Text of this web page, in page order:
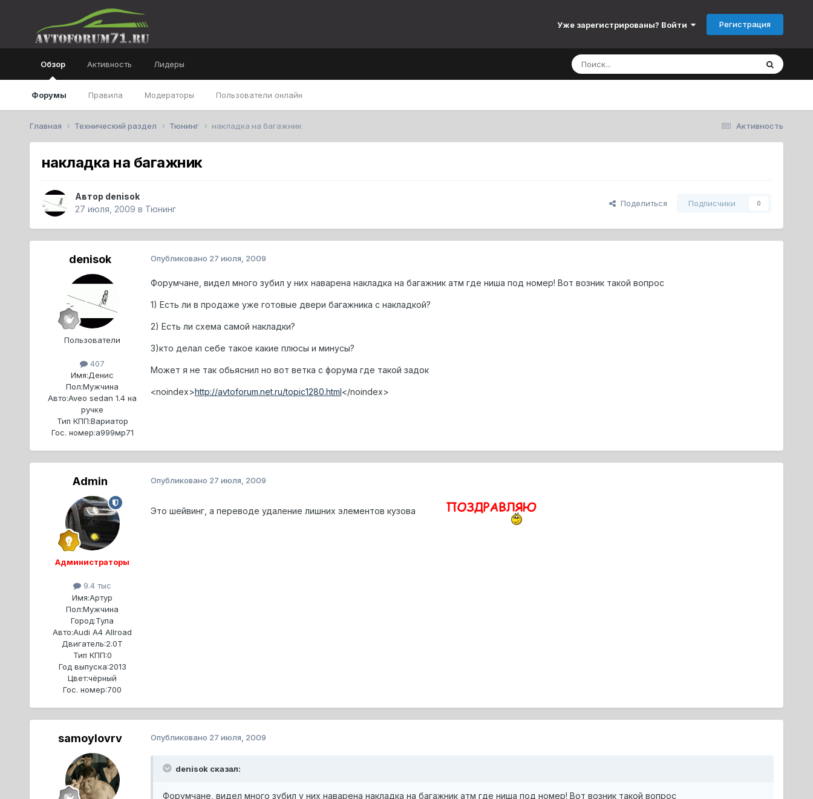
Уже зарегистрированы? Войти Регистрация
Обзор
Форумы Правила Модераторы Пользователи онлайн
Активность Лидеры
Активность
Главная Технический раздел Тюнинг накладка на багажник
накладка на багажник
Автор denisok
27 июля, 2009 в Тюнинг
Поделиться Подписчики 0
denisok
Пользователи
407
Имя:Денис
Пол:Мужчина
Авто:Aveo sedan 1.4 на
ручке
Тип КПП:Вариатор
Гос. номер:a999мр71
Опубликовано 27 июля, 2009
Форумчане, видел много зубил у них наварена накладка на багажник атм где ниша под номер! Вот возник такой вопрос
1) Есть ли в продаже уже готовые двери багажника с накладкой?
2) Есть ли схема самой накладки?
3)кто делал себе такое какие плюсы и минусы?
Может я не так обьяснил но вот ветка с форума где такой задок
<noindex>http://avtoforum.net.ru/topic1280.html</noindex>
Admin
Администраторы
9.4 тыс
Имя:Артур
Пол:Мужчина
Город:Тула
Авто:Audi A4 Allroad
Двигатель:2.0T
Тип КПП:0
Год выпуска:2013
Цвет:чёрный
Гос. номер:700
Опубликовано 27 июля, 2009
Это шейвинг, а переводе удаление лишних элементов кузова
samoylovrv Опубликовано 27 июля, 2009
denisok сказал:
Форумчане, видел много зубил у них наварена накладка на багажник атм где ниша под номер! Вот возник такой вопрос